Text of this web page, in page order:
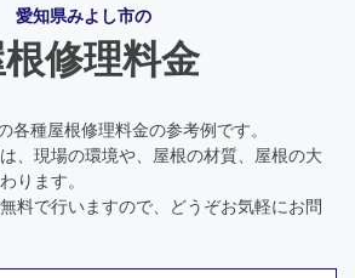
愛知県みよし市の
修理料金
各種屋根修理料金の参考例です。
、現場の環境や、屋根の材質、屋根の大
ります。
料で行いますので、どうぞお気軽にお問